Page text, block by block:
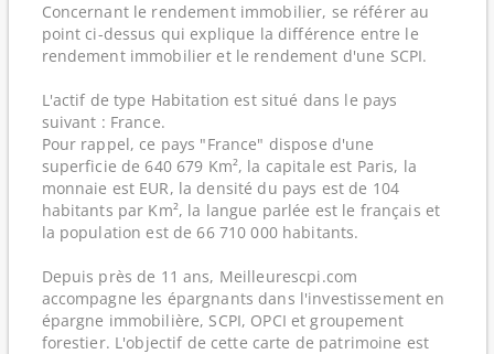
Concernant le rendement immobilier, se référer au
point ci-dessus qui explique la différence entre le
rendement immobilier et le rendement d'une SCPI.
L'actif de type Habitation est situé dans le pays
suivant : France.
Pour rappel, ce pays "France" dispose d'une
superficie de 640 679 Km², la capitale est Paris, la
monnaie est EUR, la densité du pays est de 104
habitants par Km², la langue parlée est le français et
la population est de 66 710 000 habitants.
Depuis près de 11 ans, Meilleurescpi.com
accompagne les épargnants dans l'investissement en
épargne immobilière, SCPI, OPCI et groupement
forestier. L'objectif de cette carte de patrimoine est